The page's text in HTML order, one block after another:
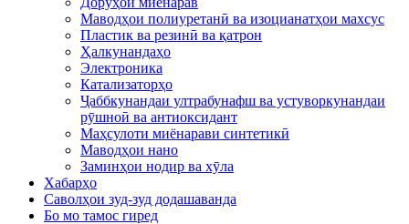
Маводҳои полиуретанӣ ва изоцианатҳои махсус
Пластик ва резинӣ ва қатрон
Ҳалкунандаҳо
Электроника
Катализаторҳо
Ҷаббкунандаи ултрабунафш ва устуворкунандаи
рӯшноӣ ва антиоксидант
Маҳсулоти миёнарави синтетикӣ
Маводҳои нано
Заминҳои нодир ва хӯла
Хабарҳо
Саволҳои зуд-зуд додашаванда
Бо мо тамос гиред